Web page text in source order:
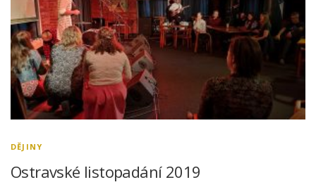
DĚJINY
Ostravské listopadání 2019